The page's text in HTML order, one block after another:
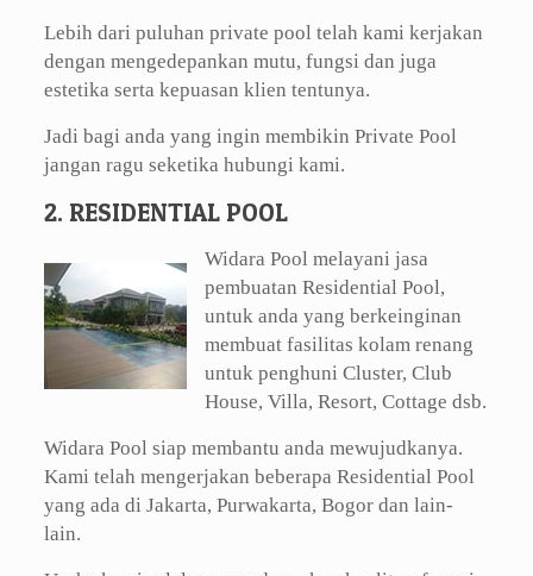
Lebih dari puluhan private pool telah kami kerjakan
dengan mengedepankan mutu, fungsi dan juga
estetika serta kepuasan klien tentunya.
Jadi bagi anda yang ingin membikin Private Pool
jangan ragu seketika hubungi kami.
2. RESIDENTIAL POOL
Widara Pool melayani jasa
pembuatan Residential Pool,
untuk anda yang berkeinginan
membuat fasilitas kolam renang
untuk penghuni Cluster, Club
House, Villa, Resort, Cottage dsb.
Widara Pool siap membantu anda mewujudkanya.
Kami telah mengerjakan beberapa Residential Pool
yang ada di Jakarta, Purwakarta, Bogor dan lain-
lain.